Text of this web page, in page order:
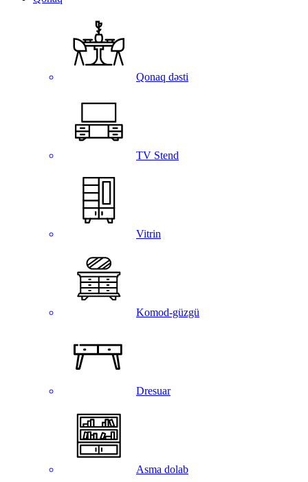
Qonaq dəsti
TV Stend
Vitrin
Komod-güzgü
Dresuar
Asma dolab